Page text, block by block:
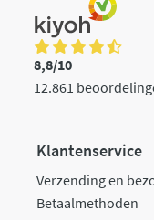
8,8/10
12.861
Klantenservice
Verzending en
Betaalmethoden